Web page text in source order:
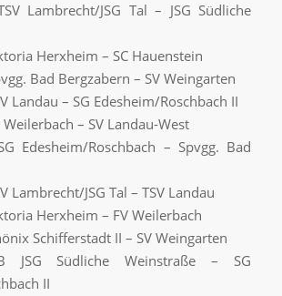
Lambrecht/JSG Tal – JSG Südliche
Herxheim – SC Hauenstein
Bad Bergzabern – SV Weingarten
Landau – SG Edesheim/Roschbach II
– SV Landau-West
Edesheim/Roschbach – Spvgg. Bad
Lambrecht/JSG Tal – TSV Landau
Herxheim – FV Weilerbach
Schifferstadt II – SV Weingarten
Südliche Weinstraße – SG
II